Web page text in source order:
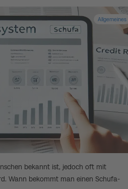
Allgemeines
bekannt ist, jedoch oft mit
Wann bekommt man einen Schufa-